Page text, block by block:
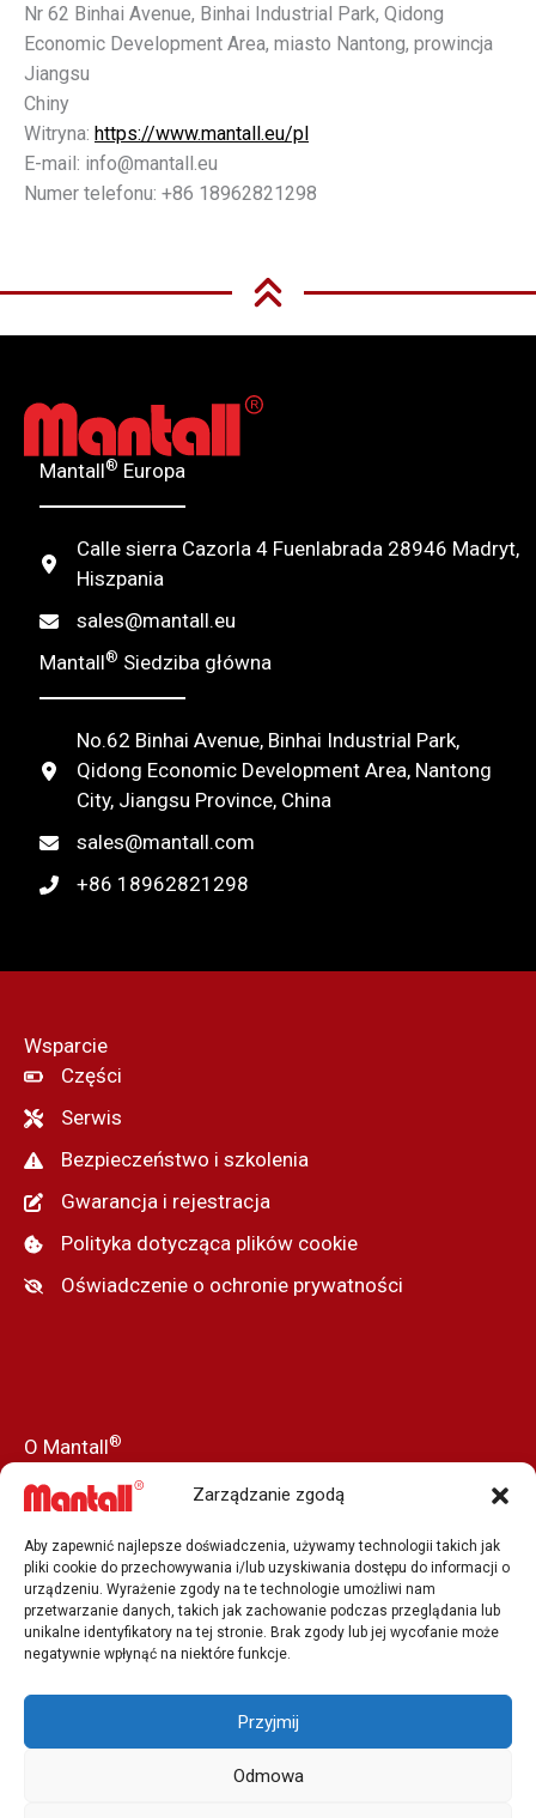
Zarządzanie zgodą
Aby zapewnić najlepsze doświadczenia, używamy technologii takich jak
pliki cookie do przechowywania i/lub uzyskiwania dostępu do informacji o
urządzeniu. Wyrażenie zgody na te technologie umożliwi nam
przetwarzanie danych, takich jak zachowanie podczas przeglądania lub
unikalne identyfikatory na tej stronie. Brak zgody lub jej wycofanie może
negatywnie wpłynąć na niektóre funkcje.
Przyjmij
Odmowa
Nr 62 Binhai Avenue, Binhai Industrial Park, Qidong
Economic Development Area, miasto Nantong, prowincja
Jiangsu
Chiny
Witryna: https://www.mantall.eu/pl
E-mail: info@mantall.eu
Numer telefonu: +86 18962821298
Mantall® Europa
Calle sierra Cazorla 4 Fuenlabrada 28946 Madryt,
Hiszpania
sales@mantall.eu
Mantall® Siedziba główna
No.62 Binhai Avenue, Binhai Industrial Park,
Qidong Economic Development Area, Nantong
City, Jiangsu Province, China
sales@mantall.com
+86 18962821298
Wsparcie
Części
Serwis
Bezpieczeństwo i szkolenia
Gwarancja i rejestracja
Polityka dotycząca plików cookie
Oświadczenie o ochronie prywatności
O Mantall®
Nasza historia
Aktualności
Prasa i media
Nasi dealerzy
Job Vacancy